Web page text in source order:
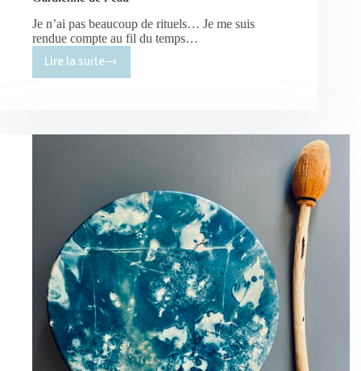
Je n’ai pas beaucoup de rituels… Je me suis
rendue compte au fil du temps…
Lire la suite
Gardienne